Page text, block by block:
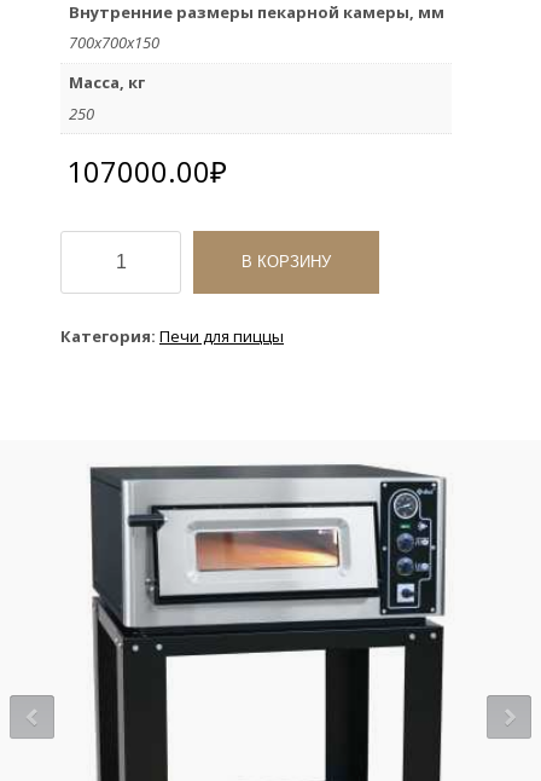
Внутренние размеры пекарной камеры, мм
700x700x150
Масса, кг
250
107000.00₽
Количество
товара
Печь
пиццы
В КОРЗИНУ
Категория: Печи для пиццы